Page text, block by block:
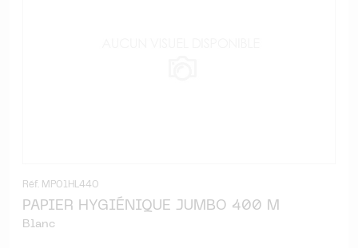
Réf. MP01HL440
PAPIER HYGIÉNIQUE JUMBO 400 M
Blanc